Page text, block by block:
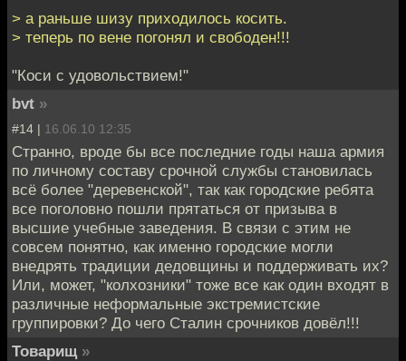
> а раньше шизу приходилось косить.
> теперь по вене погонял и свободен!!!
"Коси с удовольствием!"
bvt »
#14 | 16.06.10 12:35
Странно, вроде бы все последние годы наша армия
по личному составу срочной службы становилась
всё более "деревенской", так как городские ребята
все поголовно пошли прятаться от призыва в
высшие учебные заведения. В связи с этим не
совсем понятно, как именно городские могли
внедрять традиции дедовщины и поддерживать их?
Или, может, "колхозники" тоже все как один входят в
различные неформальные экстремистские
группировки? До чего Сталин срочников довёл!!!
Товарищ »